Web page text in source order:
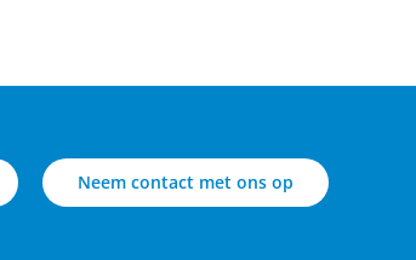
Neem contact met ons op